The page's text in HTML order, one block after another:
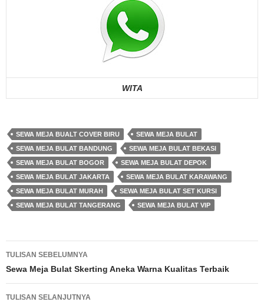
WITA
SEWA MEJA BUALT COVER BIRU
SEWA MEJA BULAT
SEWA MEJA BULAT BANDUNG
SEWA MEJA BULAT BEKASI
SEWA MEJA BULAT BOGOR
SEWA MEJA BULAT DEPOK
SEWA MEJA BULAT JAKARTA
SEWA MEJA BULAT KARAWANG
SEWA MEJA BULAT MURAH
SEWA MEJA BULAT SET KURSI
SEWA MEJA BULAT TANGERANG
SEWA MEJA BULAT VIP
Navigasi
Tulisan
TULISAN SEBELUMNYA
Sewa Meja Bulat Skerting Aneka Warna Kualitas Terbaik
TULISAN SELANJUTNYA